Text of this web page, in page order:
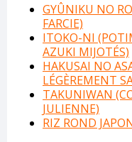
GYÛNIKU NO
FARCIE)
ITOKO-NI
AZUKI MIJOTÉS)
HAKUSAI NO
LÉGÈREMENT
TAKUNIWAN
JULIENNE)
RIZ ROND